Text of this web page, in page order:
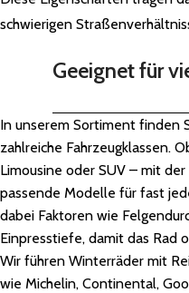
schwierigen
Geeignet für
In unserem Sortiment finden
zahlreiche Fahrzeugklassen.
Limousine oder SUV – mit
passende Modelle für fast
dabei Faktoren wie
Einpresstiefe, damit das Rad
Wir führen Winterräder mit
wie Michelin, Continental,